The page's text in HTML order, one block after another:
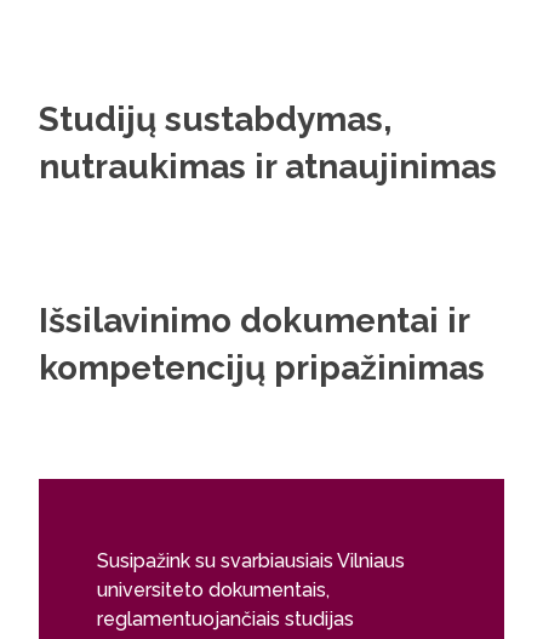
Studijų sustabdymas,
nutraukimas ir atnaujinimas
Išsilavinimo dokumentai ir
kompetencijų pripažinimas
Susipažink su svarbiausiais Vilniaus
universiteto dokumentais,
reglamentuojančiais studijas